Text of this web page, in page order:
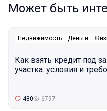
Может быть
Недвижимость Деньги
Как взять кредит под
участка: условия и
480 6797